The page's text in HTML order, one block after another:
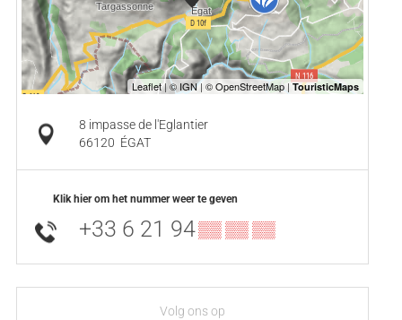
8 impasse de l'Eglantier
66120 ÉGAT
Klik hier om het nummer weer te geven
+33 6 21 94▒▒ ▒▒ ▒▒
Volg ons op